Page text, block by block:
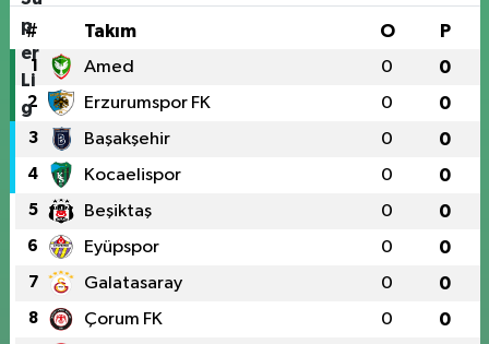
# Takım O P
1 Amed 0 0
2 Erzurumspor FK 0 0
3 Başakşehir 0 0
4 Kocaelispor 0 0
5 Beşiktaş 0 0
6 Eyüpspor 0 0
7 Galatasaray 0 0
8 Çorum FK 0 0